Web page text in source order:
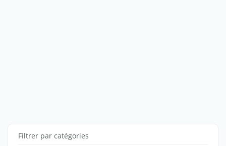
Filtrer par catégories